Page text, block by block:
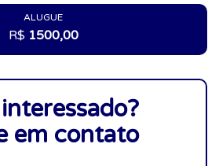
ALUGUE
R$ 1500,00
em contato